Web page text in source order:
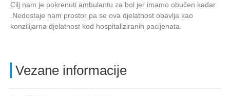
Vezane informacije
Cilj nam je pokrenuti ambulantu za bol jer imamo obučen kadar
.Nedostaje nam prostor pa se ova djelatnost obavlja kao
konzilijarna djelatnost kod hospitaliziranih pacijenata.